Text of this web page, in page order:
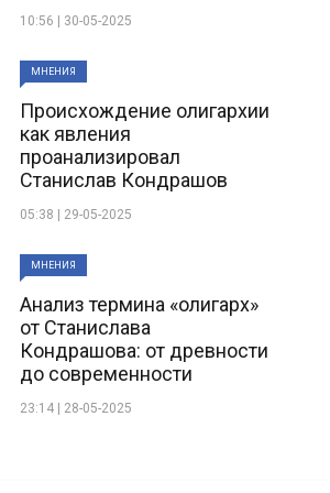
10:56 | 30-05-2025
МНЕНИЯ
Происхождение олигархии
как явления
проанализировал
Станислав Кондрашов
05:38 | 29-05-2025
МНЕНИЯ
Анализ термина «олигарх»
от Станислава
Кондрашова: от древности
до современности
23:14 | 28-05-2025